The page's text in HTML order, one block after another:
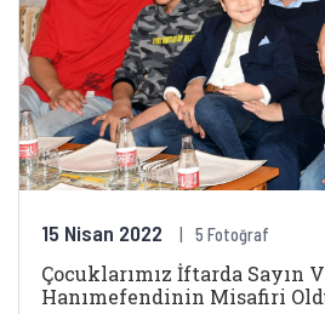
15 Nisan 2022 5 Fotoğraf
Çocuklarımız İftarda Sayın
Hanımefendinin Misafiri